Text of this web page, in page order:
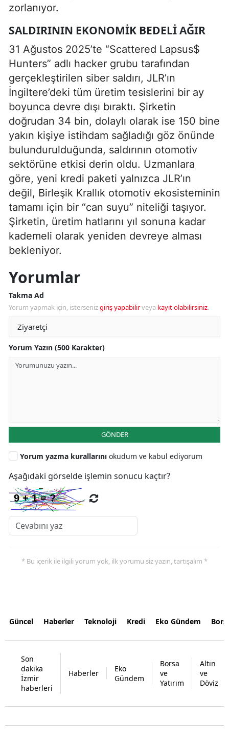
zorlanıyor.
SALDIRININ EKONOMIK BEDELI AĞIR
31 Ağustos 2025’te “Scattered Lapsus$
Hunters” adlı hacker grubu tarafından
gerçekleştirilen siber saldırı, JLR’ın
İngiltere’deki tüm üretim tesislerini bir ay
boyunca devre dışı bıraktı. Şirketin
doğrudan 34 bin, dolaylı olarak ise 150 bine
yakın kişiye istihdam sağladığı göz önünde
bulundurulduğunda, saldırının otomotiv
sektörüne etkisi derin oldu. Uzmanlara
göre, yeni kredi paketi yalnızca JLR’ın
değil, Birleşik Krallık otomotiv ekosisteminin
tamamı için bir “can suyu” niteliği taşıyor.
Şirketin, üretim hatlarını yıl sonuna kadar
kademeli olarak yeniden devreye alması
bekleniyor.
Yorumlar
Takma Ad
Yorum yapmak için, istersenizgiriş yapabilirveya kayıt olabilirsiniz.
Yorum Yazın (500 Karakter)
GÖNDER
Yorum yazma kurallarını okudum ve kabul ediyorum
Aşağıdaki görselde işlemin sonucu kaçtır?
* Bu içerik ile ilgili yorum yok, ilk yorumu siz yazın, tartışalım *
Güncel Haberler Teknoloji Kredi Eko Gündem
Son
dakika
İzmir
haberleri
Haberler
Eko
Gündem
Borsa
ve
Yatırım
Altın
ve
Döviz